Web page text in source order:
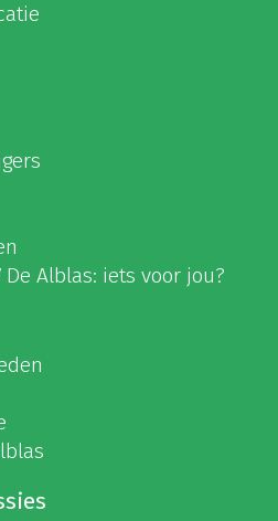
De Alblas: iets voor jou?